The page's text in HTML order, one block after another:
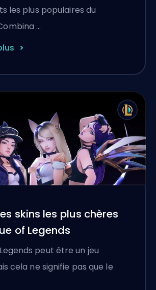
les plus populaires du
…
skins les plus chères
of Legends
peut être un jeu
cela ne signifie pas que le